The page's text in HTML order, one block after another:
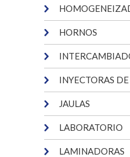
HORNOS
INYECTORAS
JAULAS
LABORATORIO
LAMINADORAS